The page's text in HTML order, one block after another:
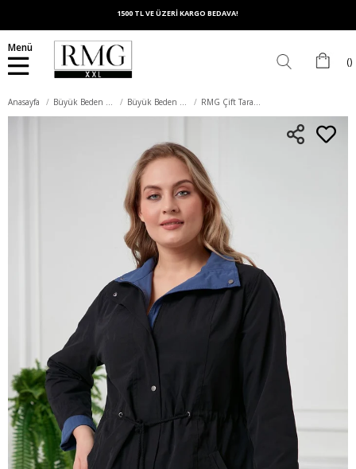
1500 TL VE ÜZERİ KARGO BEDAVA!
Menü
Anasayfa Büyük Beden Dış Giyim Büyük Beden Trençkot RMG Çift Taraflı Büyük Beden Trençkot Siyah